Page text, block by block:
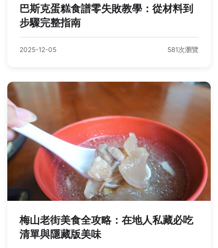
巴斯克蛋糕食譜零失敗教學：從材料到
步驟完整指南
2025-12-05 581次瀏覽
梅山老街美食全攻略：在地人私藏必吃
清單與隱藏版美味